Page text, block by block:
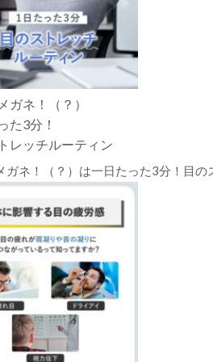
ガネ！（？）
た3分！
レッチルーティン
ガネ！（？）は一日たった3分！目の